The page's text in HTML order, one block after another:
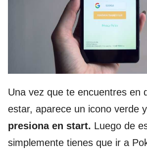
Una vez que te encuentres en
estar, aparece un icono verde
presiona en start. Luego de
simplemente tienes que ir a